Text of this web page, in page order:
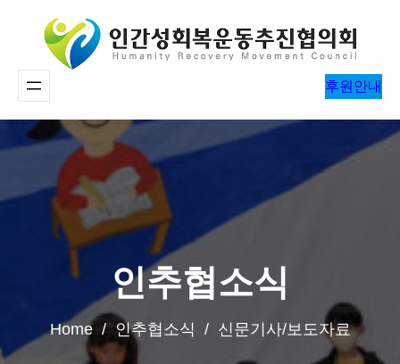
바
로
기
후원안내
인추협소식
Home / 인추협소식 / 신문기사/보도자료